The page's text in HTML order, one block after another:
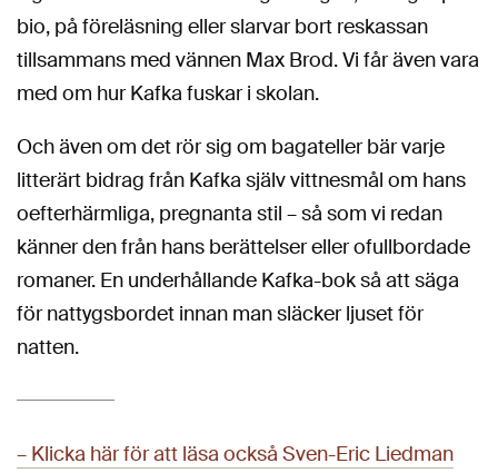
bio, på föreläsning eller slarvar bort reskassan
tillsammans med vännen Max Brod. Vi får även vara
med om hur Kafka fuskar i skolan.
Och även om det rör sig om bagateller bär varje
litterärt bidrag från Kafka själv vittnesmål om hans
oefterhärmliga, pregnanta stil – så som vi redan
känner den från hans berättelser eller ofullbordade
romaner. En underhållande Kafka-bok så att säga
för nattygsbordet innan man släcker ljuset för
natten.
– Klicka här för att läsa också Sven-Eric Liedman